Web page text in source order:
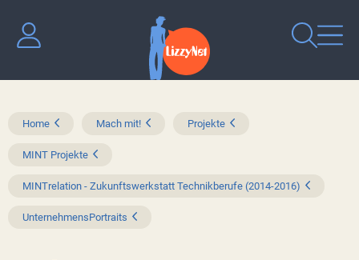
Home Mach mit! Projekte
MINT Projekte
MINTrelation - Zukunftswerkstatt Technikberufe (2014-2016)
UnternehmensPortraits